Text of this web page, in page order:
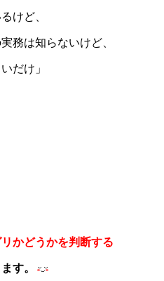
けど、
務は知らないけど、
だけ」
かどうかを判断する
す。